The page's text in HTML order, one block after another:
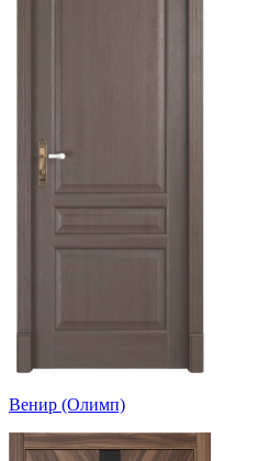
Венир (Олимп)